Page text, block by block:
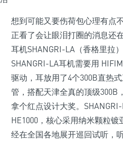
想到可能又要伤荷包心理有点
正看了会让眼泪打圈的消息还
耳机SHANGRI-LA（香格里拉
SHANGRI-LA耳机需要用
驱动，耳放用了4个300B直热
管，搭配天津全真的顶级300B
拿个红点设计大奖。
HE1000，核心采用纳米颗粒
经在全国各地展开巡回试听，